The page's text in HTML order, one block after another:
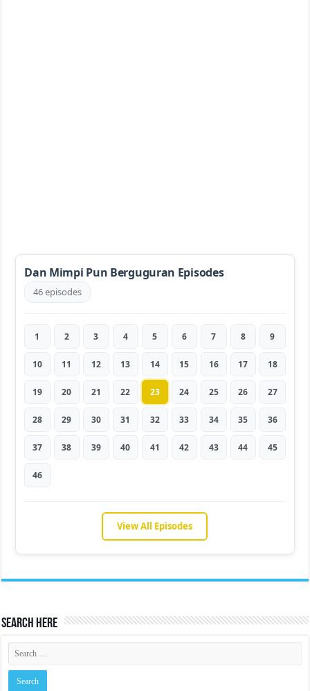
Dan Mimpi Pun Berguguran Episodes
46 episodes
1 2 3 4 5 6 7 8 9
10 11 12 13 14 15 16 17 18
19 20 21 22 23 24 25 26 27
28 29 30 31 32 33 34 35 36
37 38 39 40 41 42 43 44 45
46
View All Episodes
Search Here